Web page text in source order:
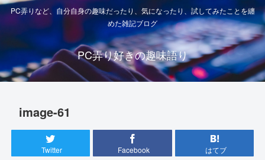
PC弄りなど、自分自身の趣味だったり、気になったり、試してみたことを纏
めた雑記ブログ
PC弄り好きの趣味語り
image-61
Twitter Facebook はてブ